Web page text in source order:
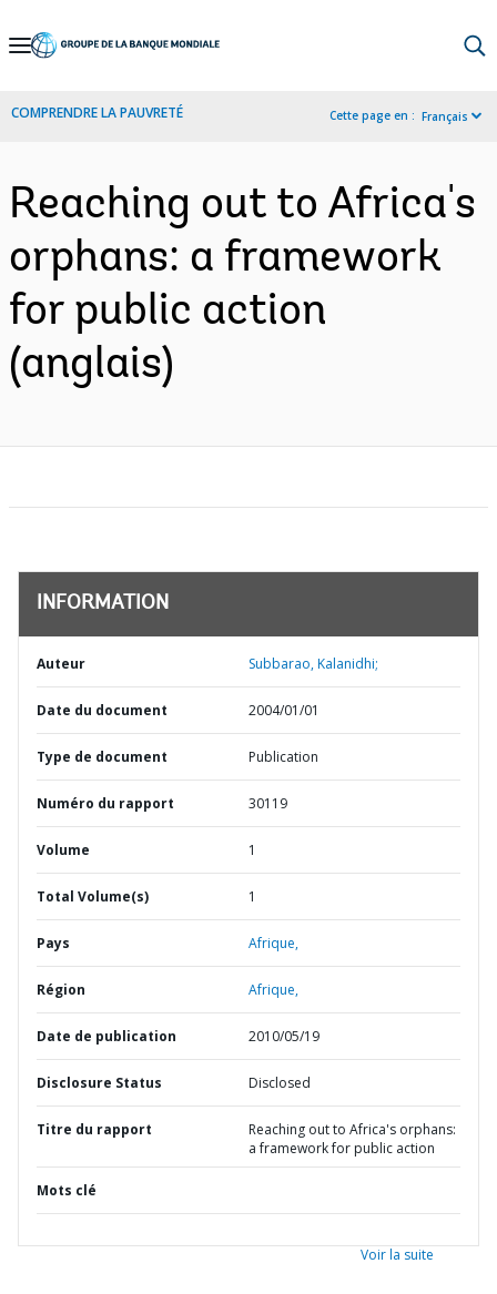
Skip
Navigation
COMPRENDRE LA PAUVRETÉ Cette page en : Français
Reaching out to Africa's
orphans: a framework
for public action
(anglais)
INFORMATION
Auteur Subbarao, Kalanidhi;
Date du document 2004/01/01
Type de document Publication
Numéro du rapport 30119
Volume 1
Total Volume(s) 1
Pays Afrique,
Région Afrique,
Date de publication 2010/05/19
Disclosure Status Disclosed
Titre du rapport
Reaching out to Africa's orphans:
a framework for public action
Mots clé
Voir la suite